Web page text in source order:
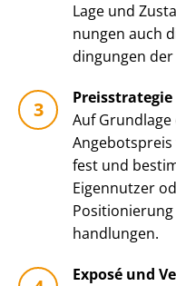
Lage und
nun­gen auch
din­gun­gen der
Auf
fest und
Eigennutzer
hand­lun­gen.
Exposé und